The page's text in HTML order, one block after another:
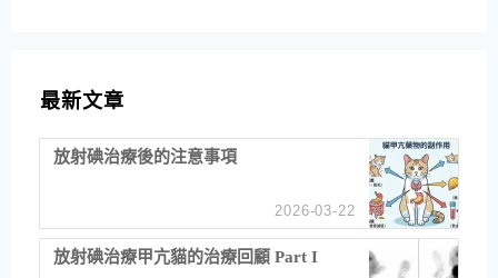
最新文章
放射碘治療後的注意事項
2026-03-22
放射碘治療甲亢貓的治療回顧 Part I